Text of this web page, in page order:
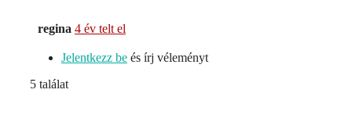
regina 4 év telt el
Jelentkezz be és írj véleményt
5 találat